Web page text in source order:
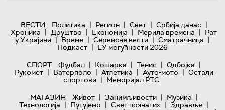
ВЕСТИ Политика | Регион | Свет | Србија данас |
Хроника | Друштво | Економија | Мерила времена | Рат
у Украјини | Време | Сервисне вести | Сматрачница |
Подкаст | ЕУ могућности 2026
СПОРТ
Фудбал | Кошарка | Тенис | Одбојка |
Рукомет | Ватерполо | Атлетика | Ауто-мото | Остали
спортови | Меморијал РТС
МАГАЗИН
Живот | Занимљивости | Музика |
Технологијa | Путујемо | Свет познатих | Здравље |